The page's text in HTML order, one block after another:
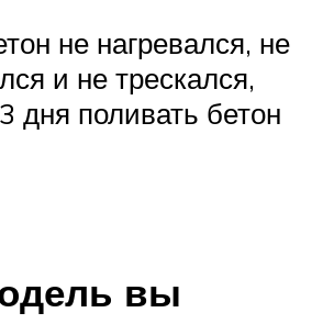
не нагревался, не
и не трескался,
дня поливать бетон
вы